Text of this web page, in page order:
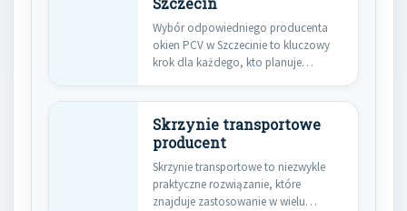
Szczecin
Wybór odpowiedniego producenta
okien PCV w Szczecinie to kluczowy
krok dla każdego, kto planuje
Skrzynie transportowe
producent
Skrzynie transportowe to niezwykle
praktyczne rozwiązanie, które
znajduje zastosowanie w wielu